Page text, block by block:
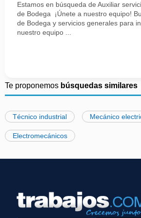
Estamos en búsqueda de Auxiliar
de Bodega ¡Únete a nuestro equipo!
de Bodega y servicios generales para
nuestro equipo ...
Te proponemos búsquedas similares
Técnico industrial Mecánico
Electromecánicos